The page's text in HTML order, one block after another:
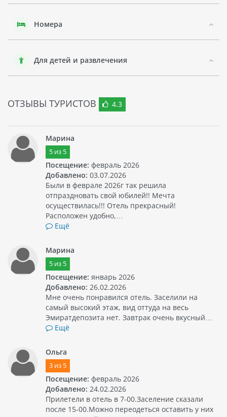
достопримечательностей, которые можно посетить, таких
Культурный центр Шарджи. Город также славится своими
В целом, FOUR POINTS BY SHERATON SHARJAH - это
Номера
Для детей и развлечения
ОТЗЫВЫ ТУРИСТОВ 4.3
Марина
5из 5
Посещение: февраль 2026
Добавлено: 03.07.2026
Были в феврале 2026г так решила
отпраздновать свой юбилей!! Мечта
осуществилась!!! Отель прекрасный!
Расположен удобно,…
Ещё
Марина
5из 5
Посещение: январь 2026
Добавлено: 26.02.2026
Мне очень понравился отель. Заселили на
самый высокий этаж, вид оттуда на весь
Эмиратдепозита нет. Завтрак очень вкусный…
Ещё
Ольга
3из 5
Посещение: февраль 2026
Добавлено: 24.02.2026
Прилетели в отель в 7-00.Заселение сказали
после 15-00.Можно переодеться оставить у них